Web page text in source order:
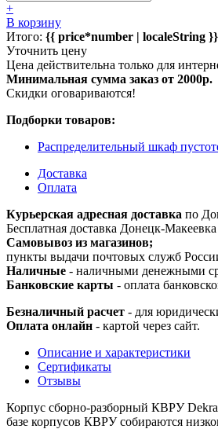
+
В корзину
Итого: {{ price*number | localeString }}
Уточнить цену
Цена действительна только для
Минимальная сумма заказ от 2000р.
Скидки оговариваются!
Подборки товаров:
Распределительный шкаф
Доставка
Оплата
Курьерская адресная доставка по
Бесплатная доставка Донецк-
Самовывоз из магазинов;
пункты выдачи почтовых служб
Наличные - наличными денежными
Банковские карты - оплата
Безналичный расчет - для
Оплата онлайн - картой через сайт.
Описание и характеристики
Сертификаты
Отзывы
Корпус сборно-разборный КВРУ
базе корпусов КВРУ собираются